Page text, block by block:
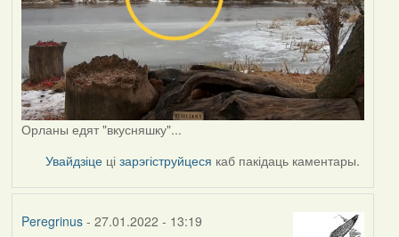
Орланы едят "вкусняшку"...
Увайдзіце цізарэгіструйцеся каб пакідаць каментары.
Peregrinus- 27.01.2022 - 13:19